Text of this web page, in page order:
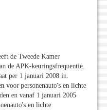
de Tweede Kamer
de APK-keuringsfrequentie.
per 1 januari 2008 in.
voor personenauto's en lichte
en vanaf 1 januari 2005
en lichte